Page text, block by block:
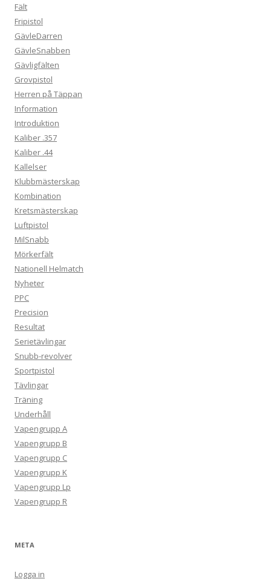
Fält
Fripistol
GävleDarren
GävleSnabben
Gävligfälten
Grovpistol
Herren på Täppan
Information
Introduktion
Kaliber .357
Kaliber .44
Kallelser
Klubbmästerskap
Kombination
Kretsmästerskap
Luftpistol
MilSnabb
Mörkerfält
Nationell Helmatch
Nyheter
PPC
Precision
Resultat
Serietävlingar
Snubb-revolver
Sportpistol
Tävlingar
Träning
Underhåll
Vapengrupp A
Vapengrupp B
Vapengrupp C
Vapengrupp K
Vapengrupp Lp
Vapengrupp R
META
Logga in